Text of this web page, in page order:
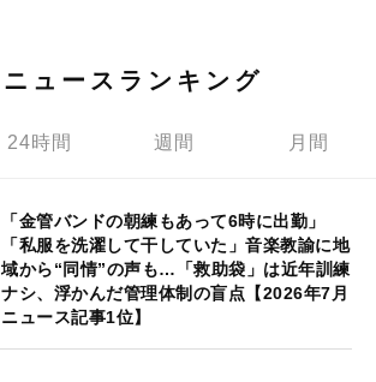
ニュースランキング
24時間 週間 月間
「金管バンドの朝練もあって6時に出勤」
「私服を洗濯して干していた」音楽教諭に地
域から“同情”の声も…「救助袋」は近年訓練
ナシ、浮かんだ管理体制の盲点【2026年7月
ニュース記事1位】